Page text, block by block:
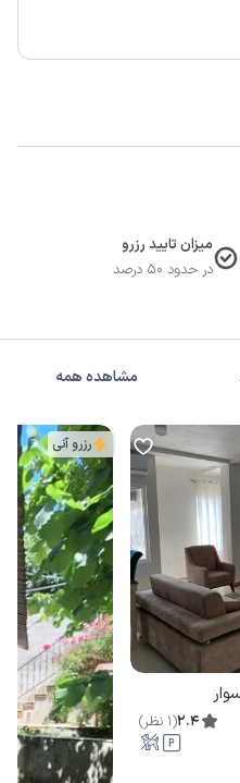
میزان تایید رزرو
در حدود 50 درصد
مشاهده همه
2.4
(
1 نظر)
رزرو آنی